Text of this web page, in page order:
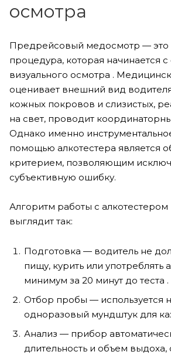
осмотра
Предрейсовый медосмотр — это
процедура, которая начинается
визуального осмотра .
оценивает внешний вид
кожных покровов и слизистых,
на свет, проводит
Однако именно
помощью алкотестера является
критерием, позволяющим
субъективную ошибку.
Алгоритм работы с
выглядит так:
Подготовка — водитель не
пищу, курить или употреблять
минимум за 20 минут до теста .
Отбор пробы — используется
одноразовый мундштук для
Анализ — прибор
длительность и объем выдоха,